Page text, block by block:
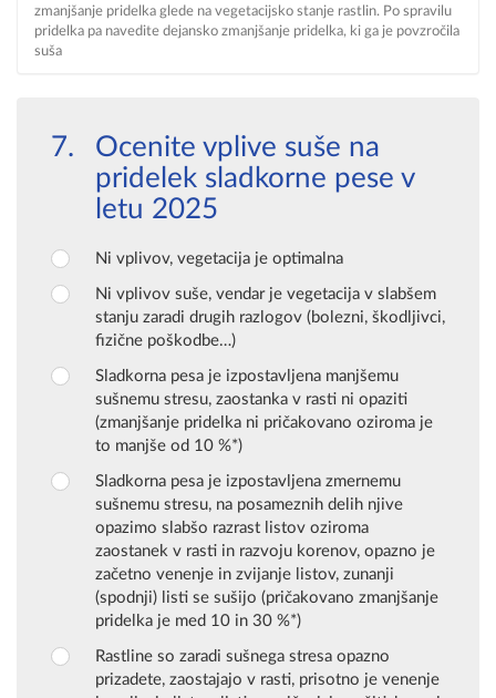
zmanjšanje pridelka glede na vegetacijsko stanje rastlin. Po spravilu
pridelka pa navedite dejansko zmanjšanje pridelka, ki ga je povzročila
suša
Ocenite vplive suše na
pridelek sladkorne pese v
letu 2025
Ni vplivov, vegetacija je optimalna
Ni vplivov suše, vendar je vegetacija v slabšem
stanju zaradi drugih razlogov (bolezni, škodljivci,
fizične poškodbe…)
Sladkorna pesa je izpostavljena manjšemu
sušnemu stresu, zaostanka v rasti ni opaziti
(zmanjšanje pridelka ni pričakovano oziroma je
to manjše od 10 %*)
Sladkorna pesa je izpostavljena zmernemu
sušnemu stresu, na posameznih delih njive
opazimo slabšo razrast listov oziroma
zaostanek v rasti in razvoju korenov, opazno je
začetno venenje in zvijanje listov, zunanji
(spodnji) listi se sušijo (pričakovano zmanjšanje
pridelka je med 10 in 30 %*)
Rastline so zaradi sušnega stresa opazno
prizadete, zaostajajo v rasti, prisotno je venenje